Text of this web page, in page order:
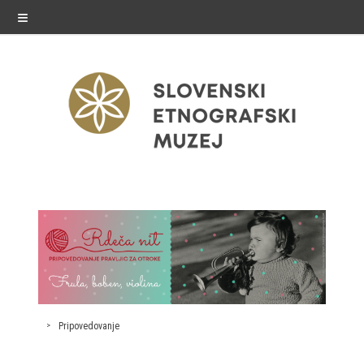
≡
razstave
Stalne razstave
Občasne razstave
Pripovedovanje